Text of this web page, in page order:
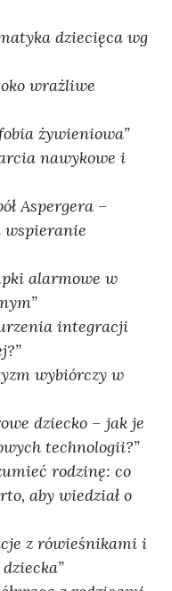
dziecięca wg
wrażliwe
żywieniowa”
nawykowe i
Aspergera –
alarmowe w
integracji
wybiórczy w
dziecko – jak je
technologii?”
rodzinę: co
aby wiedział o
z rówieśnikami i